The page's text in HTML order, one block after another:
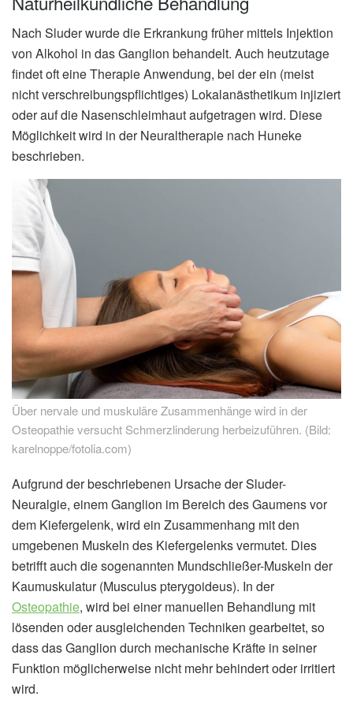
Nach Sluder wurde die Erkrankung früher mittels Injektion
von Alkohol in das Ganglion behandelt. Auch heutzutage
findet oft eine Therapie Anwendung, bei der ein (meist
nicht verschreibungspflichtiges) Lokalanästhetikum injiziert
oder auf die Nasenschleimhaut aufgetragen wird. Diese
Möglichkeit wird in der Neuraltherapie nach Huneke
beschrieben.
Über nervale und muskuläre Zusammenhänge wird in der
Osteopathie versucht Schmerzlinderung herbeizuführen. (Bild:
karelnoppe/fotolia.com)
Aufgrund der beschriebenen Ursache der Sluder-
Neuralgie, einem Ganglion im Bereich des Gaumens vor
dem Kiefergelenk, wird ein Zusammenhang mit den
umgebenen Muskeln des Kiefergelenks vermutet. Dies
betrifft auch die sogenannten Mundschließer-Muskeln der
Kaumuskulatur (Musculus pterygoideus). In der
Osteopathie, wird bei einer manuellen Behandlung mit
lösenden oder ausgleichenden Techniken gearbeitet, so
dass das Ganglion durch mechanische Kräfte in seiner
Funktion möglicherweise nicht mehr behindert oder irritiert
wird.